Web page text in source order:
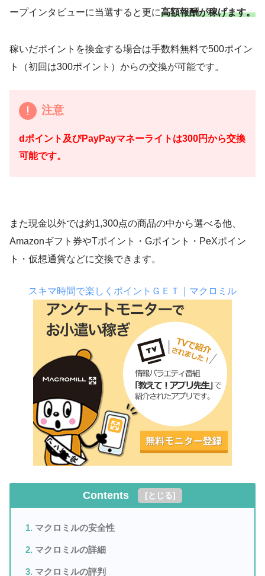
ープインタビューに当選すると更に高額報酬が稼げます。
稼いだポイントを換金する場合は手数料無料で500ポイン
ト（初回は300ポイント）からの交換が可能です。
注意
dポイント及びPayPayマネーライトは300円から交換
可能です。
また現金以外では約1,300点の商品の中から選べる他、
Amazonギフト券やTポイント・Gポイント・PeXポイン
ト・仮想通貨などに交換できます。
スキマ時間で楽しくポイントＧＥＴ｜マクロミル
Contents [とじる]
マクロミルの安全性
マクロミルの詳細
マクロミルの評判